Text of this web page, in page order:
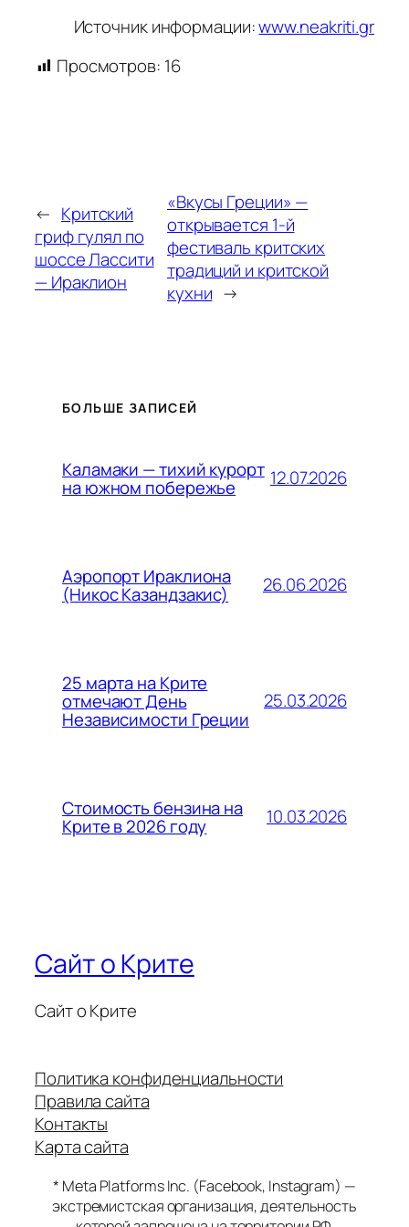
Источник информации:www.neakriti.gr
Просмотров: 16
← Критский
гриф гулял по
шоссе Лассити
— Ираклион
«Вкусы Греции» —
открывается 1-й
фестиваль критских
традиций и критской
кухни →
БОЛЬШЕ ЗАПИСЕЙ
Каламаки — тихий курорт
на южном побережье 12.07.2026
Аэропорт Ираклиона
(Никос Казандзакис) 26.06.2026
25 марта на Крите
отмечают День
Независимости Греции
25.03.2026
Стоимость бензина на
Крите в 2026 году 10.03.2026
Сайт о Крите
Сайт о Крите
Политика конфиденциальности
Правила сайта
Контакты
Карта сайта
* Meta Platforms Inc. (Facebook, Instagram) —
экстремистская организация, деятельность